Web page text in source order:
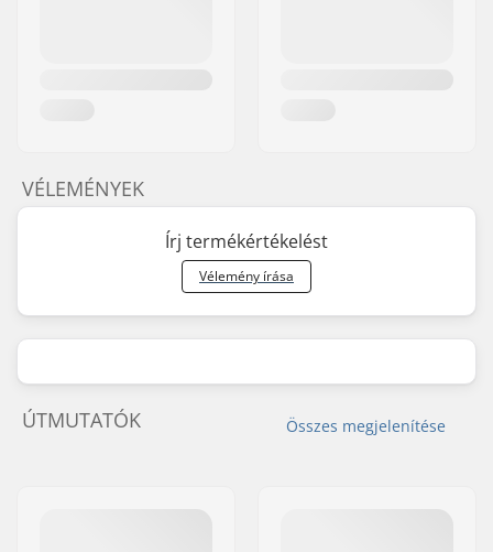
VÉLEMÉNYEK
Írj termékértékelést
Vélemény írása
Összes megjelenítése
ÚTMUTATÓK